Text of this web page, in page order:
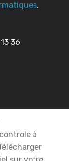
.
36
à